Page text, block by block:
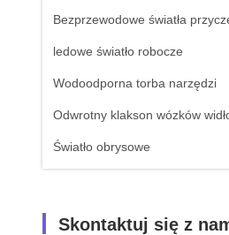
Bezprzewodowe światła
ledowe światło robocze
Wodoodporna torba narzędzi
Odwrotny klakson wózków
Światło obrysowe
Skontaktuj się z